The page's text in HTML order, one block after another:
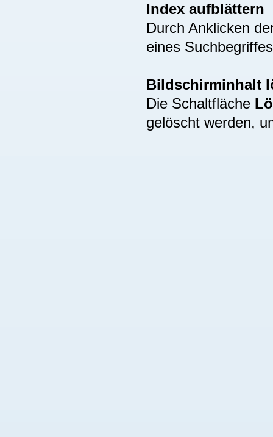
Index aufblättern
Durch Anklicken
eines
Bildschirminhalt
Die Schaltfläche
gelöscht werden,